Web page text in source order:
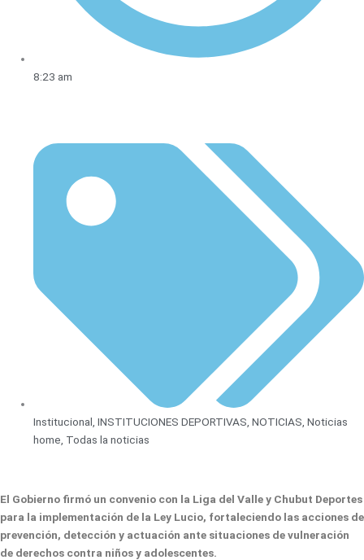
8:23 am
Institucional,INSTITUCIONES DEPORTIVAS,NOTICIAS,Noticias
home, Todas la noticias
El Gobierno firmó un convenio con la Liga del Valle y Chubut Deportes
para la implementación de la Ley Lucio, fortaleciendo las acciones de
prevención, detección y actuación ante situaciones de vulneración
de derechos contra niños y adolescentes.